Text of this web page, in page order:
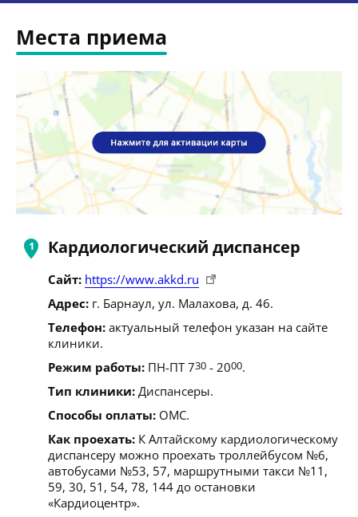
Места приема
Кардиологический диспансер
Сайт: https://www.akkd.ru
Адрес: г. Барнаул, ул. Малахова, д. 46.
Телефон: актуальный телефон указан на сайте
клиники.
Режим работы: ПН-ПТ 730 - 2000.
Тип клиники: Диспансеры.
Способы оплаты: ОМС.
Как проехать: К Алтайскому кардиологическому
диспансеру можно проехать троллейбусом №6,
автобусами №53, 57, маршрутными такси №11,
59, 30, 51, 54, 78, 144 до остановки
«Кардиоцентр».